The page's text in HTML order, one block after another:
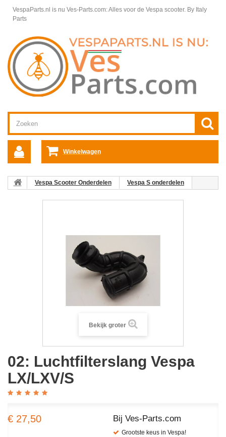
VespaParts.nl is nu Ves-Parts.com: Alles voor de Vespa scooter. By Italy
Parts
Winkelwagen
Vespa Scooter Onderdelen
Vespa S onderdelen
Bekijk groter
02: Luchtfilterslang Vespa
LX/LXV/S
€ 27,50 Bij Ves-Parts.com
Grootste keus in Vespa!